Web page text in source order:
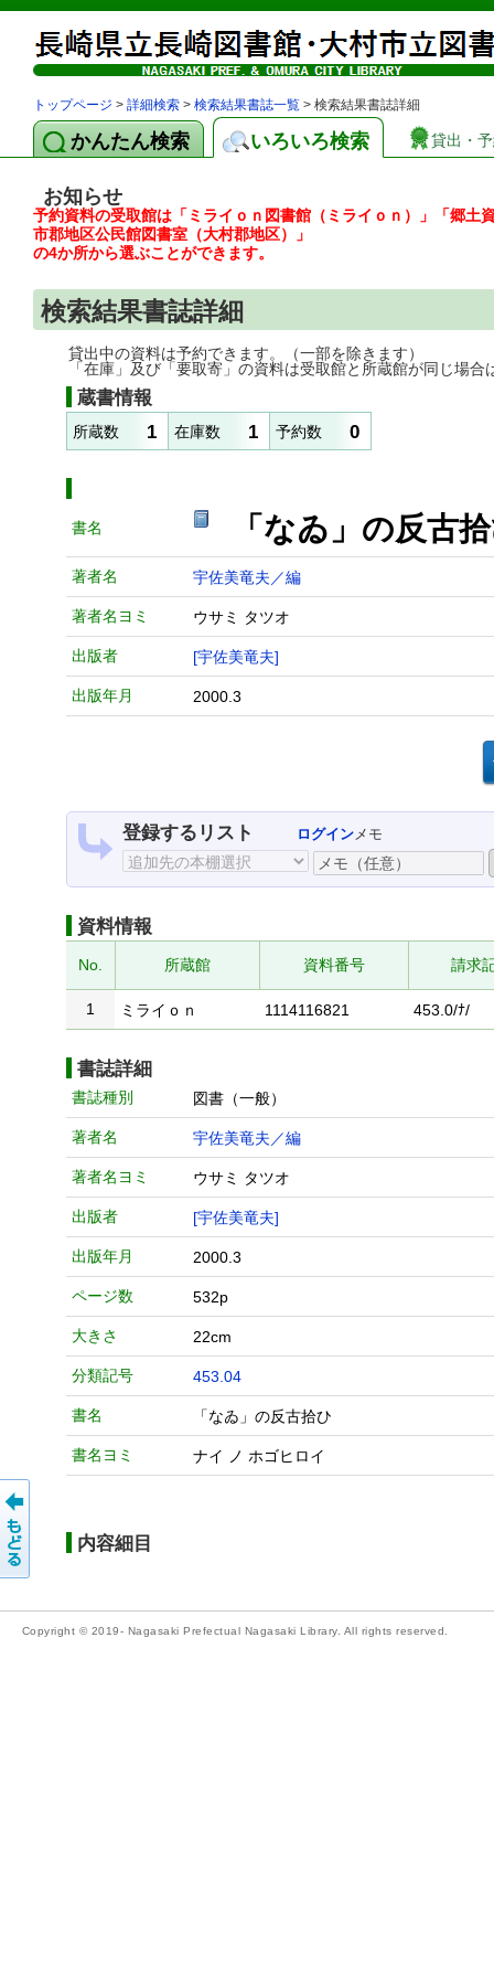
トップページ > 詳細検索 > 検索結果書誌一覧 > 検索結果書誌詳細
かんたん検索 いろいろ検索 貸出・
お知らせ
予約資料の受取館は「ミライｏｎ図書館（ミライｏｎ）」「郷
市郡地区公民館図書室（大村郡地区）」
の4か所から選ぶことができます。
検索結果書誌詳細
貸出中の資料は予約できます。（一部を除きます）
「在庫」及び「要取寄」の資料は受取館と所蔵館が同じ場合
蔵書情報
所蔵数 1 在庫数 1 予約数 0
書名 「なゐ」の反
著者名 宇佐美竜夫／編
著者名ヨミ ウサミ タツオ
出版者 [宇佐美竜夫]
出版年月 2000.3
登録するリスト ログインメモ
資料情報
No. 所蔵館 資料番号 請求
1 ミライｏｎ 1114116821 453.0/ﾅ/
書誌詳細
書誌種別 図書（一般）
著者名 宇佐美竜夫／編
著者名ヨミ ウサミ タツオ
出版者 [宇佐美竜夫]
出版年月 2000.3
ページ数 532p
大きさ 22cm
分類記号 453.04
書名 「なゐ」の反古拾ひ
書名ヨミ ナイ ノ ホゴヒロイ
内容細目
Copyright © 2019- Nagasaki Prefectual Nagasaki Library. All rights reserved.